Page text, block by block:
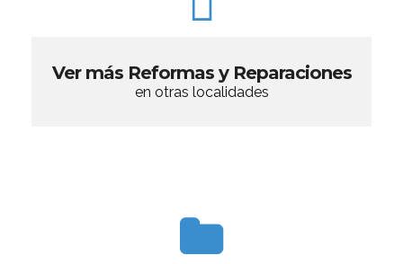
Ver más Reformas y Reparaciones
en otras localidades